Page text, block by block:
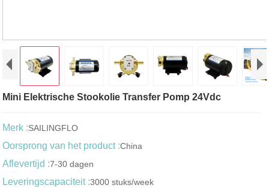
Mini Elektrische Stookolie Transfer Pomp 24Vdc
Merk :SAILINGFLO
Oorsprong van het product :China
Aflevertijd :7-30 dagen
Leveringscapaciteit :3000 stuks/week